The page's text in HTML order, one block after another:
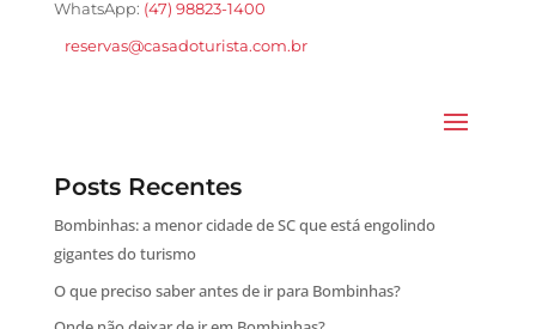
WhatsApp: (47) 98823-1400
reservas@casadoturista.com.br
Posts Recentes
Bombinhas: a menor cidade de SC que está engolindo
gigantes do turismo
O que preciso saber antes de ir para Bombinhas?